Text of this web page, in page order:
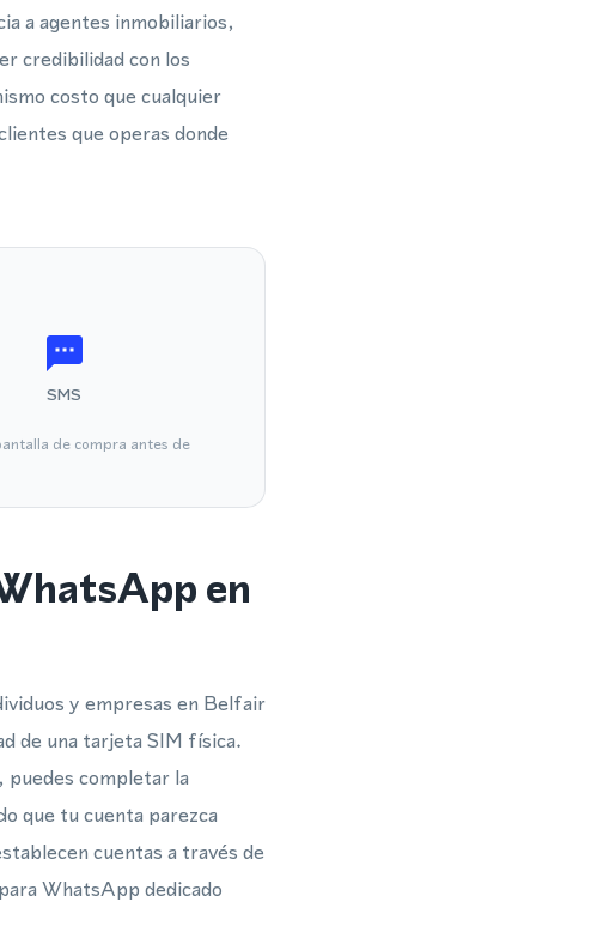
a agentes inmobiliarios,
credibilidad con los
costo que cualquier
que operas donde
SMS
de compra antes de
en
y empresas en Belfair
de una tarjeta SIM física.
puedes completar la
que tu cuenta parezca
cuentas a través de
WhatsApp dedicado